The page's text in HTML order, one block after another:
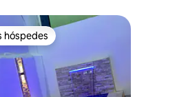
hóspedes
hóspedes